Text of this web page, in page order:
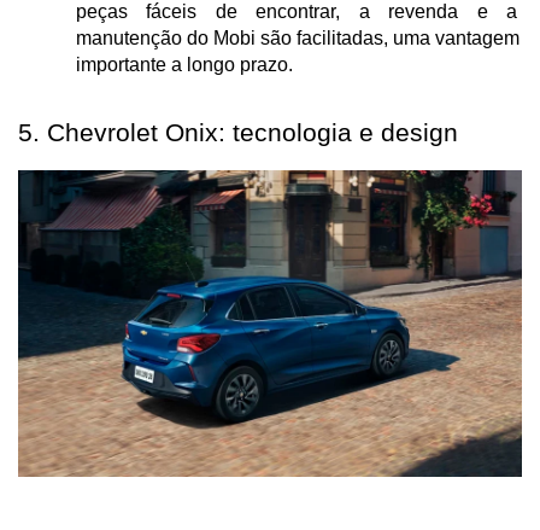
peças fáceis de encontrar, a revenda e a
manutenção do Mobi são facilitadas, uma vantagem
importante a longo prazo.
5. Chevrolet Onix: tecnologia e design